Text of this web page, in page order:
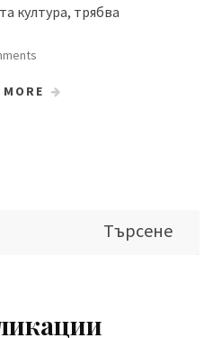
култура, трябва
Търсене